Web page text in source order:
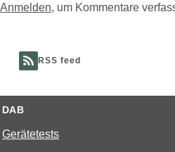
Anmelden, um Kommentare
RSS feed
DAB
Gerätetests